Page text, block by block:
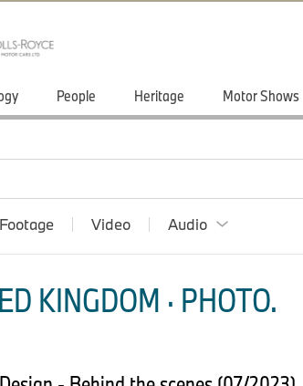
People Heritage Motor Shows
Video Audio
KINGDOM · PHOTO.